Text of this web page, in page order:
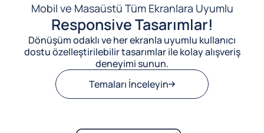
Mobil ve Masaüstü Tüm Ekranlara Uyumlu
Responsive Tasarımlar!
Dönüşüm odaklı ve her ekranla uyumlu kullanıcı
dostu özelleştirilebilir tasarımlar ile kolay alışveriş
deneyimi sunun.
Temaları İnceleyin